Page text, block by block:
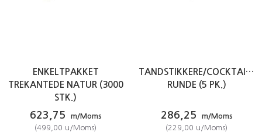
ENKELTPAKKET
TREKANTEDE NATUR (3000
STK.)
623,75
m/Moms
(499,00 u/Moms)
TANDSTIKKERE/
RUNDE (5 PK.)
286,25
m/Moms
(229,00 u/Moms)